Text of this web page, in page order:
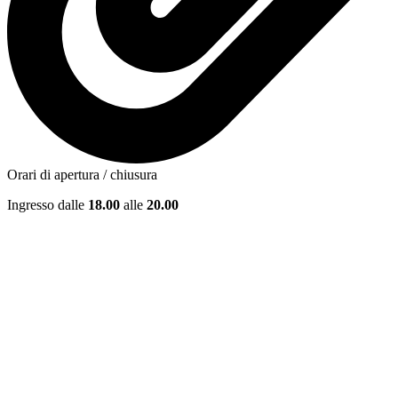
Orari di apertura / chiusura
Ingresso dalle 18.00 alle 20.00